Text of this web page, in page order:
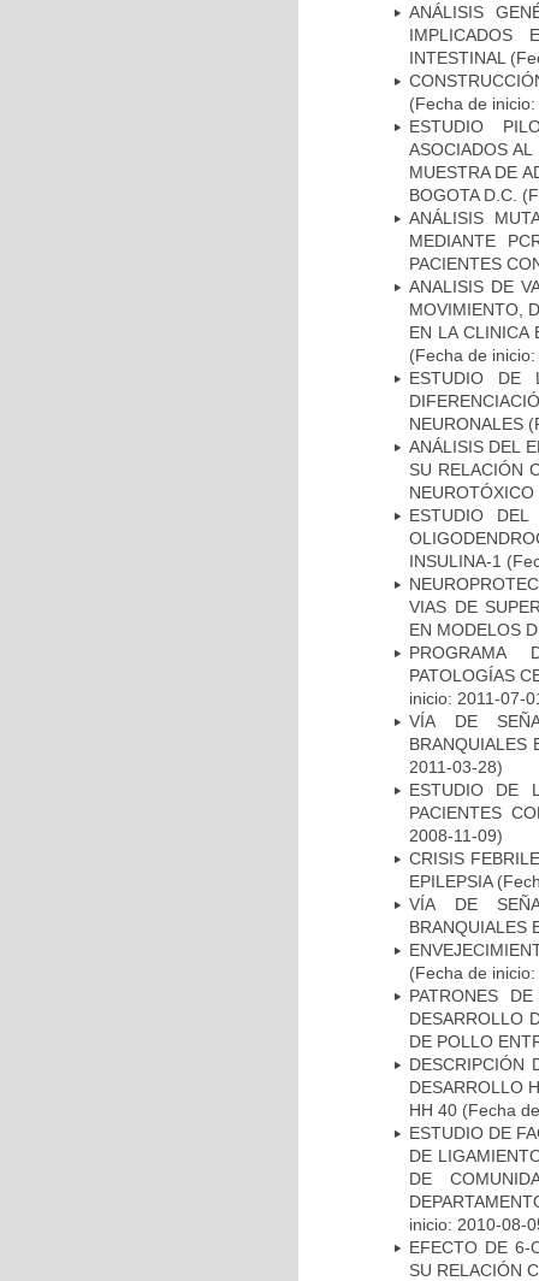
ANÁLISIS
IMPLICADOS
INTESTINAL
(Fecha de
ESTUDIO
ASOCIADOS
MUESTRA DE
BOGOTA D.C.
ANÁLISIS
MEDIANTE
PACIENTES
ANALISIS DE
MOVIMIENTO,
EN LA CLINICA
(Fecha de
ESTUDIO DE
NEURONALES
ANÁLISIS DEL
SU RELACIÓN
NEUROTÓXICO
ESTUDIO
INSULINA-1
VIAS DE
EN MODELOS
PROGRAMA
PATOLOGÍAS
inicio: 2011-07-
VÍA DE
BRANQUIALES
2011-03-28)
ESTUDIO DE
PACIENTES
2008-11-09)
CRISIS
EPILEPSIA
VÍA DE
BRANQUIALES
(Fecha de
PATRONES
DESARROLLO
DE POLLO
DESCRIPCIÓN
DESARROLLO
HH 40 (Fecha
ESTUDIO DE
DE
DE
inicio: 2010-08-
EFECTO DE 6-
SU RELACIÓN